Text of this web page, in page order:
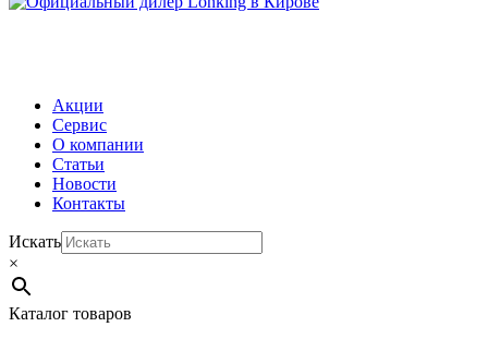
Акции
Сервис
О компании
Статьи
Новости
Контакты
Искать
×
Каталог товаров